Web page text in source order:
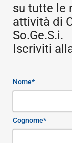
su tutte le
attività di
So.Ge.S.i.
Iscriviti
Nome*
Cognome*